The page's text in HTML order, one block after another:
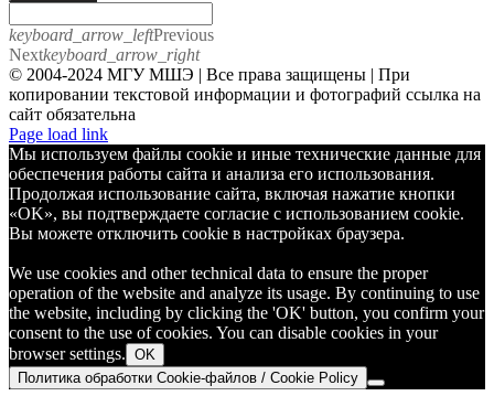
keyboard_arrow_leftPrevious
Nextkeyboard_arrow_right
© 2004-2024 МГУ МШЭ | Все права защищены | При
копировании текстовой информации и фотографий ссылка на
сайт обязательна
Telegram
Page load link
Мы используем файлы cookie и иные технические данные для
обеспечения работы сайта и анализа его использования.
Продолжая использование сайта, включая нажатие кнопки
«OK», вы подтверждаете согласие с использованием cookie.
Вы можете отключить cookie в настройках браузера.
We use cookies and other technical data to ensure the proper
operation of the website and analyze its usage. By continuing to use
the website, including by clicking the 'OK' button, you confirm your
consent to the use of cookies. You can disable cookies in your
browser settings. OK
Политика обработки Cookie-файлов / Cookie Policy